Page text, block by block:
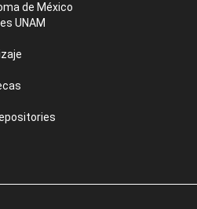
de México
UNAM